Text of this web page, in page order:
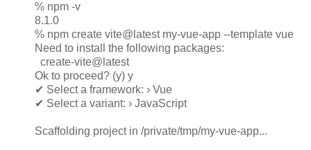
% npm -v
8.1.0
% npm create vite@latest my-vue-app --template vue
Need to install the following packages:
create-vite@latest
Ok to proceed? (y) y
✔ Select a framework: › Vue
✔ Select a variant: › JavaScript
Scaffolding project in /private/tmp/my-vue-app...